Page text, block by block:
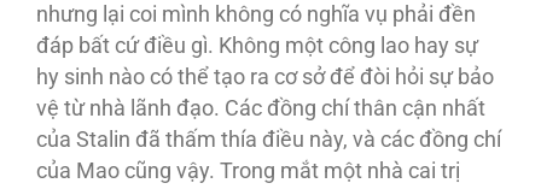
nhưng lại coi mình không có nghĩa vụ phải đền
đáp bất cứ điều gì. Không một công lao hay sự
hy sinh nào có thể tạo ra cơ sở để đòi hỏi sự bảo
vệ từ nhà lãnh đạo. Các đồng chí thân cận nhất
của Stalin đã thấm thía điều này, và các đồng chí
của Mao cũng vậy. Trong mắt một nhà cai trị